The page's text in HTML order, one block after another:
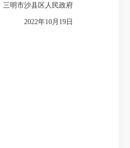
三明市沙县区人民政府
2022年10月19日